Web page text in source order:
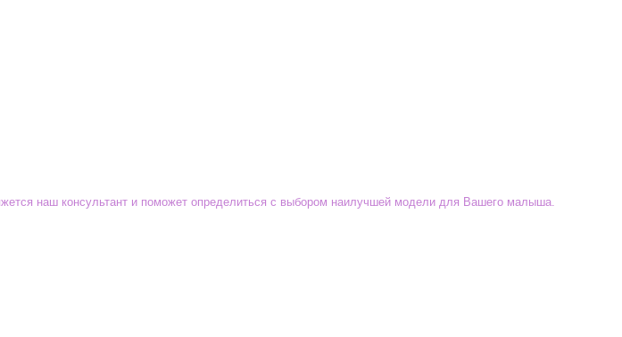
наш консультант и поможет определиться с выбором наилучшей модели для Вашего малыша.